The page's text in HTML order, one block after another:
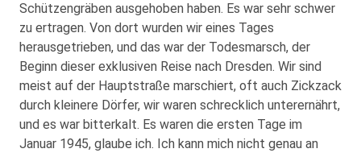
Schützengräben ausgehoben haben. Es war sehr schwer
zu ertragen. Von dort wurden wir eines Tages
herausgetrieben, und das war der Todesmarsch, der
Beginn dieser exklusiven Reise nach Dresden. Wir sind
meist auf der Hauptstraße marschiert, oft auch Zickzack
durch kleinere Dörfer, wir waren schrecklich unterernährt,
und es war bitterkalt. Es waren die ersten Tage im
Januar 1945, glaube ich. Ich kann mich nicht genau an